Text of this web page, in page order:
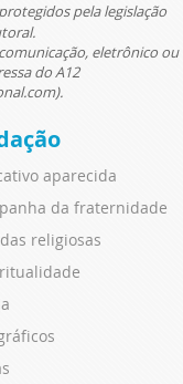
pela legislação
eletrônico ou
do A12
aparecida
da fraternidade
religiosas